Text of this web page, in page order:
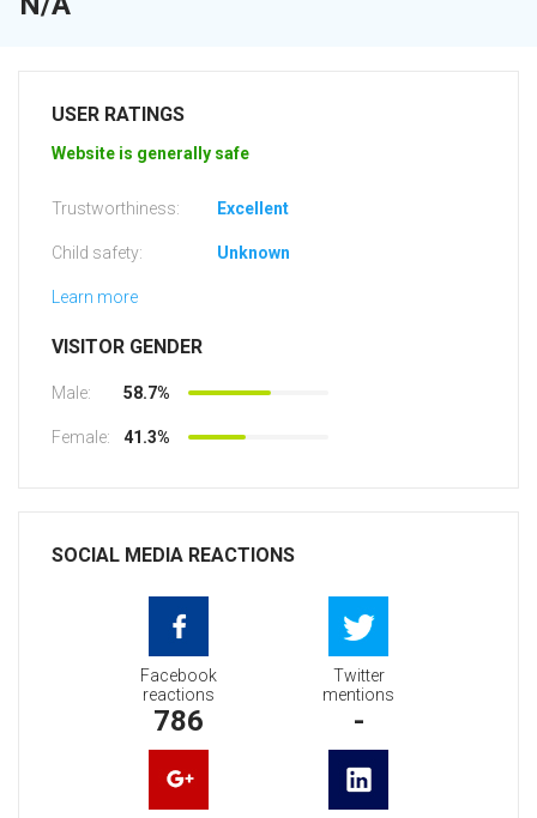
USER RATINGS
Website is generally safe
Trustworthiness: Excellent
Child safety: Unknown
Learn more
VISITOR GENDER
Male: 58.7%
Female: 41.3%
SOCIAL MEDIA REACTIONS
Facebook
reactions
786
Twitter
mentions
-